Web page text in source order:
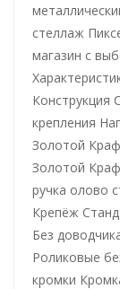
стеллаж
магазин с
Конструкция
крепления
Золотой
Золотой
ручка олово
Крепёж
Без
Роликовые
кромки